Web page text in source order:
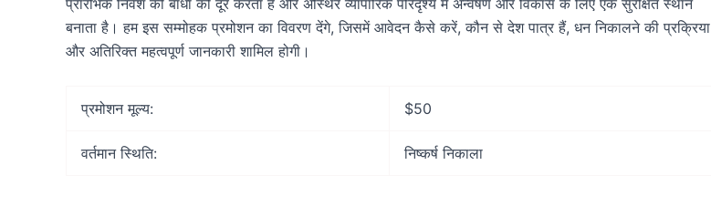
बनाता है। हम इस सम्मोहक प्रमोशन का विवरण देंगे, जिसमें आवेदन कैसे करें, कौन से देश पात्र हैं, धन निकालने की प्रक्रिया
और अतिरिक्त महत्वपूर्ण जानकारी शामिल होगी।
प्रमोशन मूल्य: $50
वर्तमान स्थिति: निष्कर्ष निकाला